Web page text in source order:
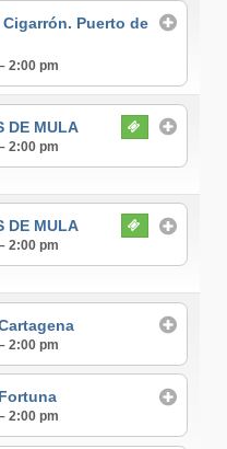
Puerto de
2:00 pm
DE MULA
2:00 pm
DE MULA
2:00 pm
2:00 pm
2:00 pm